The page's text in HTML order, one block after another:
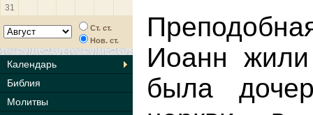
31
Ст. ст.
Нов. ст.
Календарь
Библия
Молитвы
Иоанн
была